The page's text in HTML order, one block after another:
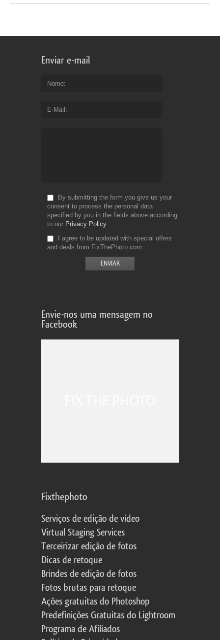
Enviar e-mail
Nome
E-Mail
By submitting the form you give us your
consent to process the personal data
specified by you in the fields above according
to our Privacy Policy
I agree to be updated with special offers
and deals from FixThePhoto.com
Envie-nos uma mensagem no
Facebook
Fixthephoto
Serviços de edição de vídeo
Virtual Staging Services
Terceirizar edição de fotos
Dicas de retoque
Brindes de edição de fotos
Fotos brutas para retoque
Ações gratuitas do Photoshop
Predefinições Gratuitas do Lightroom
Programa de Afiliados